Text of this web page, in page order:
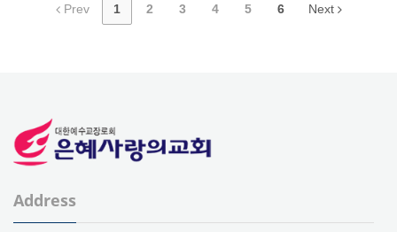
Prev 1 2 3 4 5 6 Next
Address